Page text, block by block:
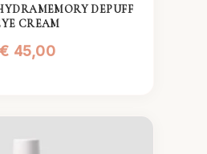
DEPUFF
CREAM
€ 45,00